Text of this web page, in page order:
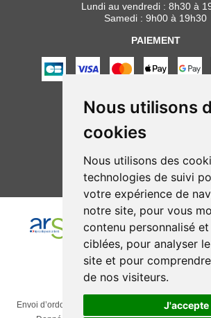
Nous utilisons
cookies
Nous utilisons des
technologies de suivi
votre expérience de
notre site, pour vous
contenu personnalisé
ciblées, pour analyser
site et pour
de nos visiteurs.
J'accepte
Lundi au vendredi : 8h30 à
Samedi : 9h00 à 19h30
PAIEMENT
NOUS SUIVRE
Envoi d’ordonnance Nos marques CGV